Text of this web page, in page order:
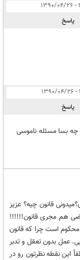
پاسخ
پاسخ
چه بسا مسئله ناموسی
قانون چیه؟ عزیز
هم مجری قانون!!!!!!
است چرا که قانون
عمل بدون تعقل و تدبر
این نقطه نظرتون رو در